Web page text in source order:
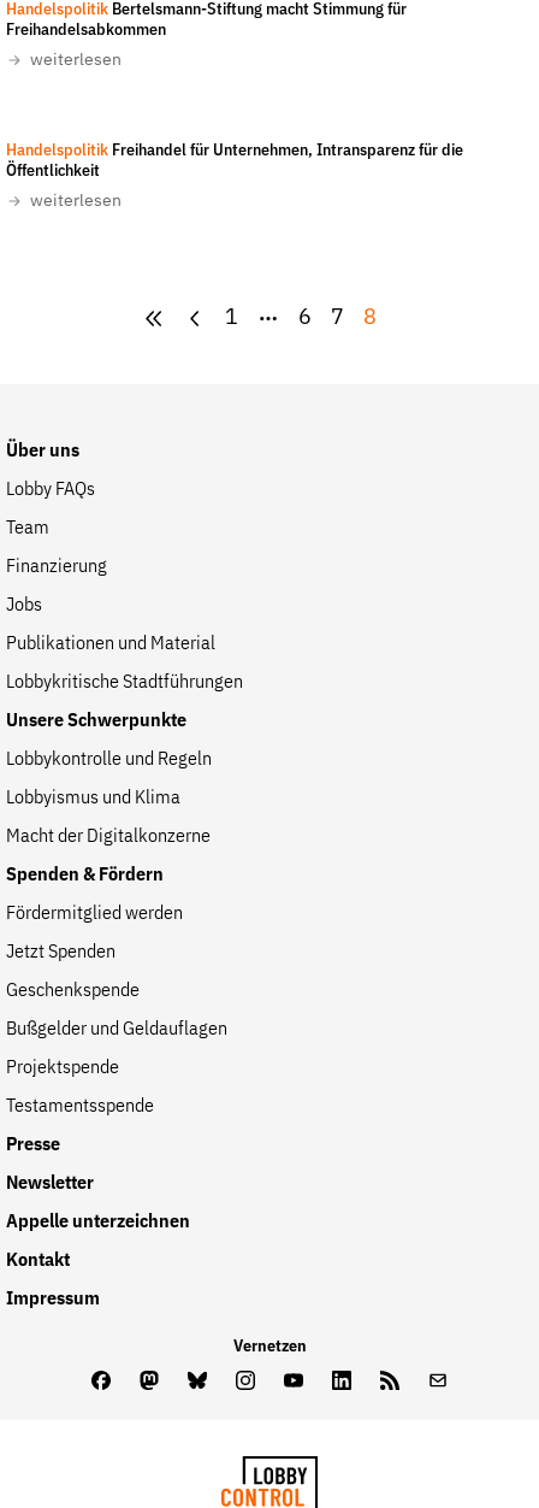
Bußgelder und Geldauflagen
Projektspende
Newsletter
Appelle unterzeichnen
der
Website
Handelspolitik Bertelsmann-Stiftung macht Stimmung für
Freihandelsabkommen
weiterlesen
Handelspolitik Freihandel für Unternehmen, Intransparenz für die
Öffentlichkeit
weiterlesen
1 6 7 8
Über uns
Lobby FAQs
Team
Finanzierung
Jobs
Publikationen und Material
Lobbykritische Stadtführungen
Unsere Schwerpunkte
Lobbykontrolle und Regeln
Lobbyismus und Klima
Macht der Digitalkonzerne
Spenden & Fördern
Fördermitglied werden
Jetzt Spenden
Geschenkspende
Bußgelder und Geldauflagen
Projektspende
Testamentsspende
Presse
Newsletter
Appelle unterzeichnen
Kontakt
Impressum
Vernetzen
FacebookMastodon
BlueskyInstagram
YoutubeLinkedInFeed